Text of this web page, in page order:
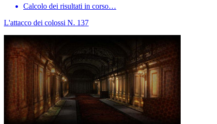
Calcolo dei risultati in corso…
L'attacco dei colossi N. 137